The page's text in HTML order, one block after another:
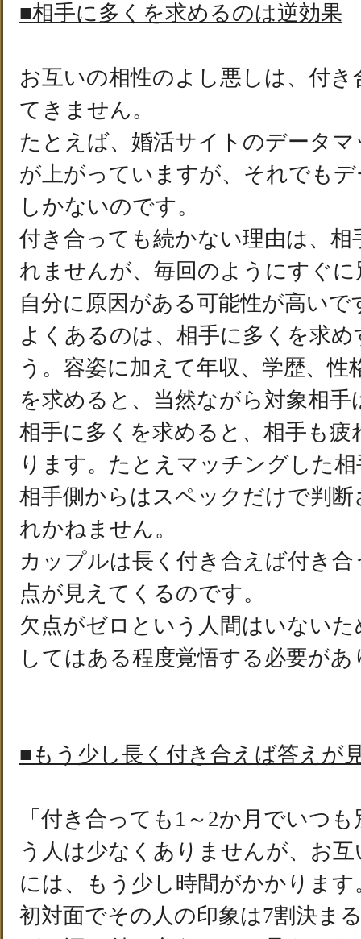
■相手に多くを求めるのは逆効果
お互いの相性のよし悪しは、付
てきません。
たとえば、婚活サイトのデータ
が上がっていますが、それでも
しかないのです。
付き合っても続かない理由は、
れませんが、毎回のようにすぐ
自分に原因がある可能性が高いで
よくあるのは、相手に多くを求
う。容姿に加えて年収、学歴、性
を求めると、当然ながら対象相
相手に多くを求めると、相手も
ります。たとえマッチングした
相手側からはスペックだけで判
れかねません。
カップルは長く付き合えば付き
点が見えてくるのです。
欠点がゼロという人間はいない
してはある程度覚悟する必要があ
■もう少し長く付き合えば答えが
「付き合っても1～2か月でいつ
う人は少なくありませんが、お
には、もう少し時間がかかります
初対面でその人の印象は7割決ま